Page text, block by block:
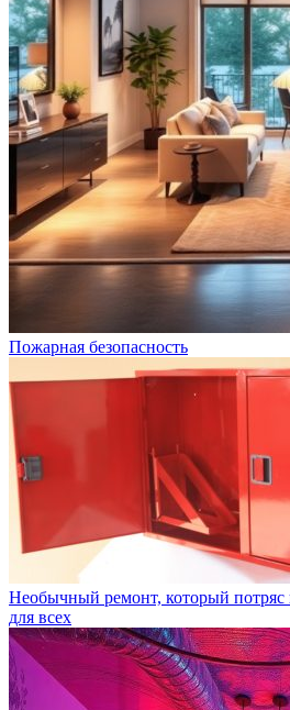
Пожарная безопасность
Необычный ремонт, который потряс
для всех